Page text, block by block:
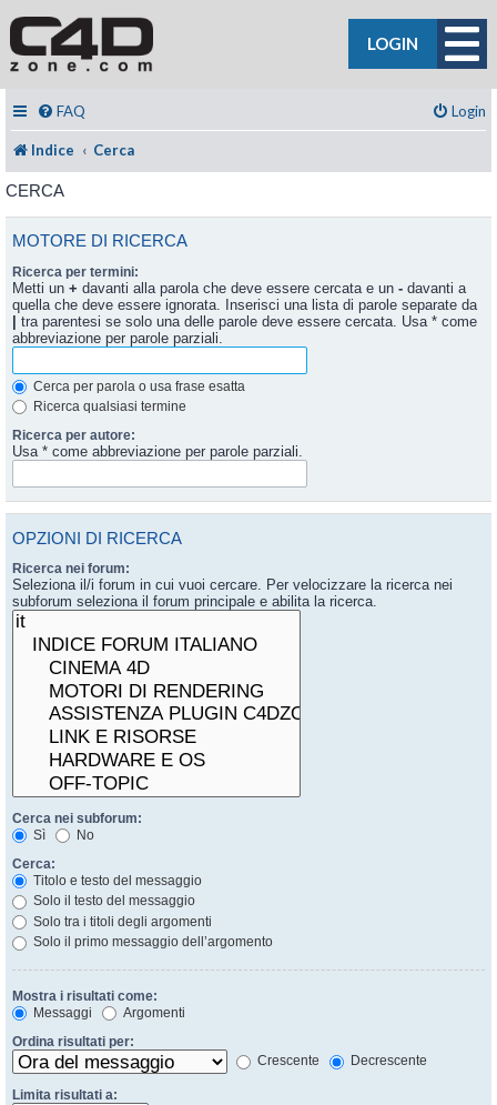
LOGIN
FAQ Login
Indice Cerca
CERCA
MOTORE DI RICERCA
Ricerca per termini:
Metti un + davanti alla parola che deve essere cercata e un - davanti a
quella che deve essere ignorata. Inserisci una lista di parole separate da
| tra parentesi se solo una delle parole deve essere cercata. Usa * come
abbreviazione per parole parziali.
Cerca per parola o usa frase esatta
Ricerca qualsiasi termine
Ricerca per autore:
Usa * come abbreviazione per parole parziali.
OPZIONI DI RICERCA
Ricerca nei forum:
Seleziona il/i forum in cui vuoi cercare. Per velocizzare la ricerca nei
subforum seleziona il forum principale e abilita la ricerca.
Cerca nei subforum:
Sì
No
Cerca:
Titolo e testo del messaggio
Solo il testo del messaggio
Solo tra i titoli degli argomenti
Solo il primo messaggio dell’argomento
Mostra i risultati come:
Messaggi
Argomenti
Ordina risultati per:
Crescente
Decrescente
Limita risultati a: